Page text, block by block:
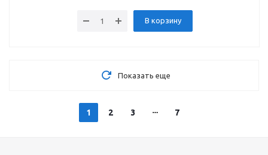
В корзину
Показать еще
1 2 3 7